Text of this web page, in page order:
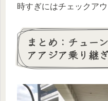
時すぎにはチェックアウ
まとめ：チュー
アアジア乗り継